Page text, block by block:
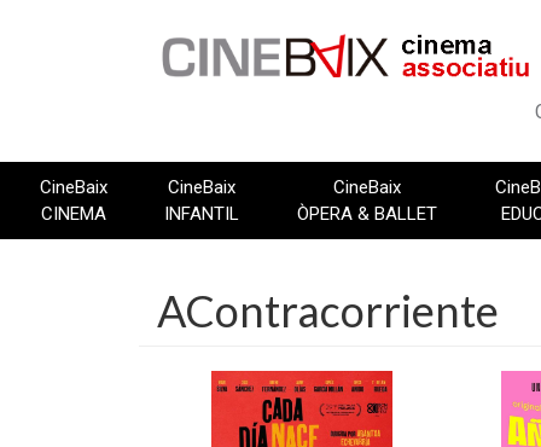
CineBaix
CINEMA
CineBaix
INFANTIL
CineBaix
ÒPERA & BALLET
AContracorriente